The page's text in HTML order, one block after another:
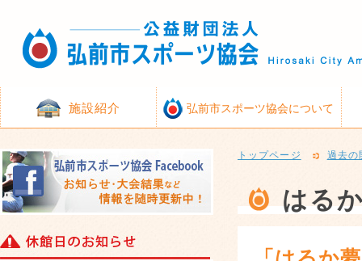
施設紹介 弘前市スポーツ協会について
トップページ 過去の
はる